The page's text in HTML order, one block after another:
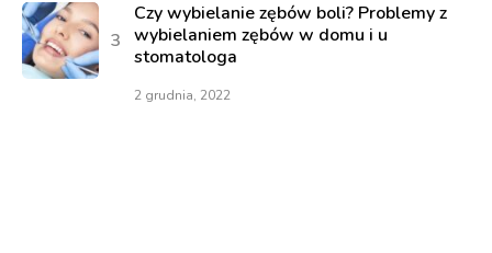
Czy wybielanie zębów boli? Problemy z
wybielaniem zębów w domu i u
stomatologa
2 grudnia, 2022